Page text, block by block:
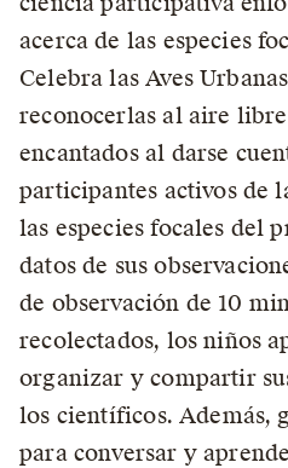
acerca de las especies
Celebra las Aves
reconocerlas al aire
encantados al darse
participantes activos de
las especies focales del
datos de sus
de observación de 10
recolectados, los niños
organizar y compartir
los científicos. Además,
para conversar y